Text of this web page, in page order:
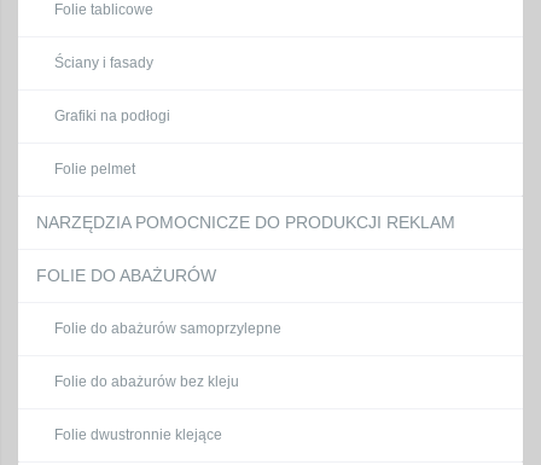
Folie tablicowe
Ściany i fasady
Grafiki na podłogi
Folie pelmet
NARZĘDZIA POMOCNICZE DO PRODUKCJI REKLAM
FOLIE DO ABAŻURÓW
Folie do abażurów samoprzylepne
Folie do abażurów bez kleju
Folie dwustronnie klejące